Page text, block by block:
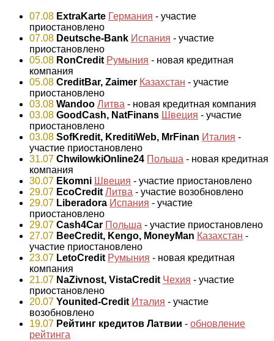
07.08 ExtraKarte Германия - участие
приостановлено
07.08 Deutsche-Bank Испания - участие
приостановлено
05.08 RonCredit Румыния - новая кредитная
компания
05.08 CreditBar, Zaimer Казахстан - участие
приостановлено
03.08 Wandoo Литва - новая кредитная компания
03.08 GoodCash, NatFinans Швеция - участие
приостановлено
03.08 SofKredit, KreditiWeb, MrFinan Италия -
участие приостановлено
31.07 ChwilowkiOnline24 Польша - новая кредитная
компания
30.07 Ekomni Швеция - участие приостановлено
29.07 EcoCredit Литва - участие возобновлено
29.07 Liberadora Испания - участие
приостановлено
29.07 Cash4Car Польша - участие приостановлено
27.07 BeeCredit, Kengo, MoneyMan Казахстан -
участие приостановлено
23.07 LetoCredit Румыния - новая кредитная
компания
21.07 NaZivnost, VistaCredit Чехия - участие
приостановлено
20.07 Younited-Credit Италия - участие
возобновлено
19.07 Рейтинг кредитов Латвии - обновление
рейтинга